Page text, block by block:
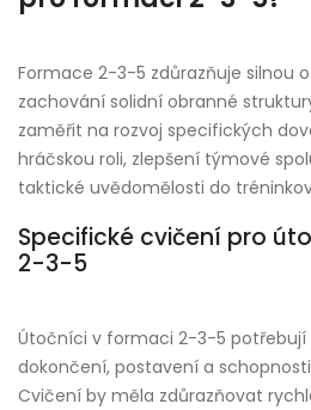
Formace 2-3-5 zdůrazňuje silnou
zachování solidní obranné
zaměřit na rozvoj specifických
hráčskou roli, zlepšení týmové
taktické uvědomělosti do
Specifické cvičení pro
2-3-5
Útočníci v formaci 2-3-5 potřebují
dokončení, postavení a
Cvičení by měla zdůrazňovat